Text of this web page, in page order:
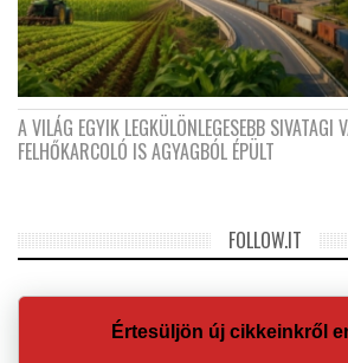
A VILÁG EGYIK LEGKÜLÖNLEGESEBB
FELHŐKARCOLÓ IS AGYAGBÓL ÉPÜLT
FOLLOW.IT
Értesüljön új cikkeinkről